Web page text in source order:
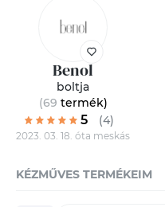
Benol
boltja
(69 termék)
5 (4)
2023. 03. 18. óta meskás
KÉZMŰVES TERMÉKEIM